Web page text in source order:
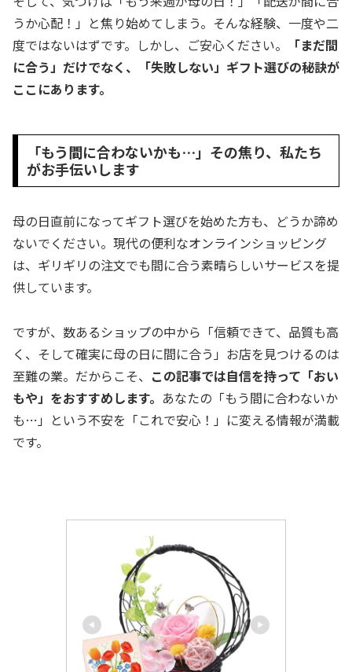
うか心配！」と焦り始めてしまう。そんな経験、一度や二
度ではないはずです。しかし、ご安心ください。
「まだ間
に合う」だけでなく、「失敗しない」ギフト選びの秘訣が
ここにあります。
「もう間に合わないかも…」その焦り、私たち
がお手伝いします
母の日直前になってギフト選びを始めた方も、どうか諦め
ないでください。現代の便利なオンラインショッピング
は、ギリギリの注文でも間に合う素晴らしいサービスを提
供しています。
ですが、数あるショップの中から「信頼できて、品質も高
く、そして確実に母の日に間に合う」お店を見つけるのは
至難の業。だからこそ、 この記事では自信を持って「おい
もや」をおすすめします。 あなたの「もう間に合わないか
も…」という不安を「これで安心！」に変える情報が満載
です。